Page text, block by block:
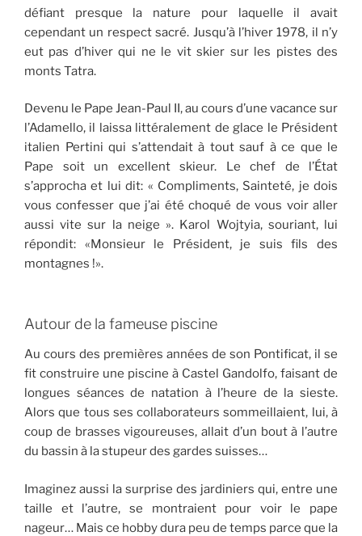
défiant presque la nature pour laquelle il avait
cependant un respect sacré. Jusqu’à l’hiver 1978, il n’y
eut pas d’hiver qui ne le vit skier sur les pistes des
monts Tatra.
Devenu le Pape Jean-Paul II, au cours d’une vacance sur
l’Adamello, il laissa littéralement de glace le Président
italien Pertini qui s’attendait à tout sauf à ce que le
Pape soit un excellent skieur. Le chef de l’État
s’approcha et lui dit: « Compliments, Sainteté, je dois
vous confesser que j’ai été choqué de vous voir aller
aussi vite sur la neige ». Karol Wojtyia, souriant, lui
répondit: «Monsieur le Président, je suis fils des
montagnes !».
Autour de la fameuse piscine
Au cours des premières années de son Pontificat, il se
fit construire une piscine à Castel Gandolfo, faisant de
longues séances de natation à l’heure de la sieste.
Alors que tous ses collaborateurs sommeillaient, lui, à
coup de brasses vigoureuses, allait d’un bout à l’autre
du bassin à la stupeur des gardes suisses…
Imaginez aussi la surprise des jardiniers qui, entre une
taille et l’autre, se montraient pour voir le pape
nageur… Mais ce hobby dura peu de temps parce que la